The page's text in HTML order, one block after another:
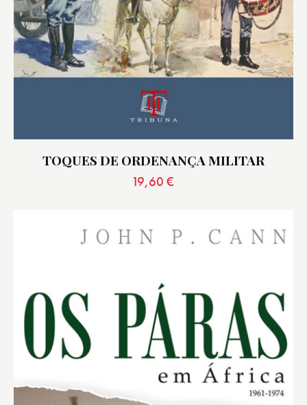
TOQUES DE ORDENANÇA MILITAR
19,60 €